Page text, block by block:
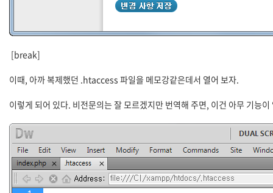
[break]
이때, 아까 복제했던 .htaccess 파일을 메모강같은데서 열어 보자.
이렇게 되어 있다. 비전문의는 잘 모르겠지만 번역해 주면, 이건 아무 기능